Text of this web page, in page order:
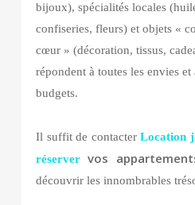
bijoux), spécialités locales
confiseries, fleurs) et objets «
cœur » (décoration, tissus,
répondent à toutes les envies et
budgets.
Il suffit de contacterLocation
réservervos
découvrir les innombrables